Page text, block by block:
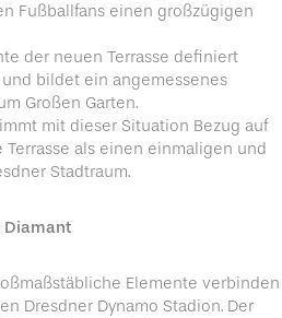
Fußballfans einen großzügigen
der neuen Terrasse definiert
und bildet ein angemessenes
Großen Garten.
mit dieser Situation Bezug auf
Terrasse als einen einmaligen und
Stadtraum.
Diamant
Elemente verbinden
Dresdner Dynamo Stadion. Der